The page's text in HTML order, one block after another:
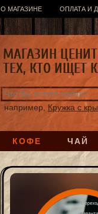
О МАГАЗИНЕ ОПЛАТА И
КОФЕ ЧАЙ
например, Кружка с
МАГАЗИН
ТЕХ, КТО ИЩЕТ